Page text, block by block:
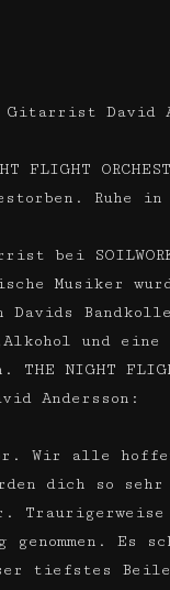
Gitarrist
FLIGHT
Ruhe
bei SOILWORK
Musiker
und
NIGHT
Andersson:
Wir alle
dich so
genommen. Es
tiefstes